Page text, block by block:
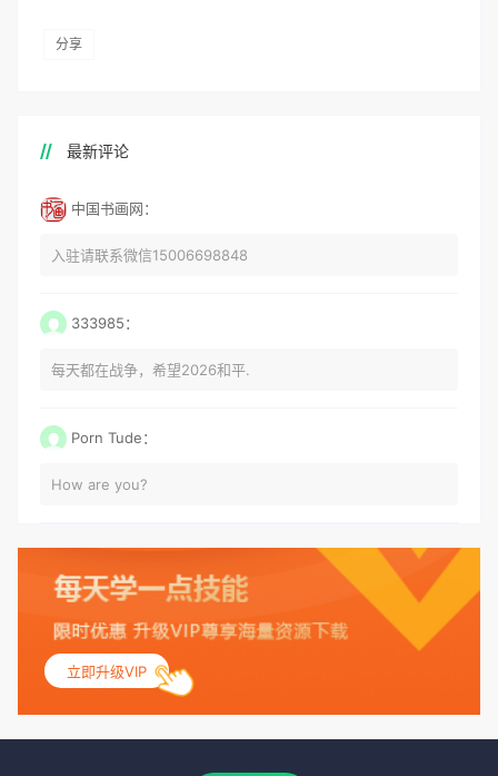
分享
最新评论
中国书画网：
入驻请联系微信15006698848
333985：
每天都在战争，希望2026和平.
Porn Tude：
How are you?
立即升级VIP